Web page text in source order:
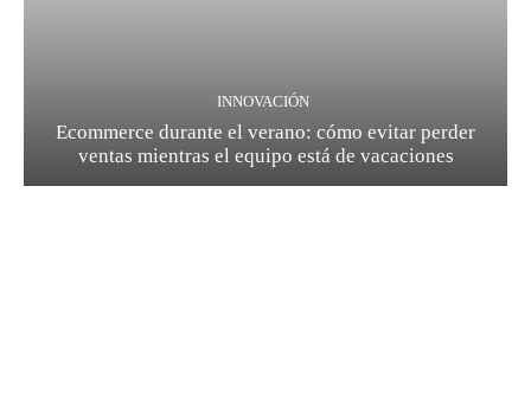
INNOVACIÓN
Ecommerce durante el verano: cómo evitar perder
ventas mientras el equipo está de vacaciones